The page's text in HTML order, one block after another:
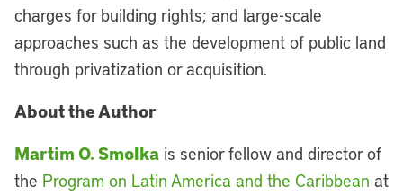
charges for building rights; and large-scale
approaches such as the development of public land
through privatization or acquisition.
About the Author
Martim O. Smolka is senior fellow and director of
the Program on Latin America and the Caribbean at